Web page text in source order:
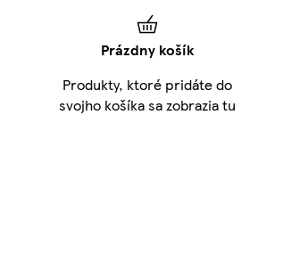
Prázdny košík
Produkty, ktoré pridáte do
svojho košíka sa zobrazia tu